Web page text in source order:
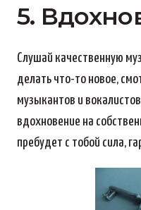
5.
Слушай качественную
делать что-то новое,
музыкантов и
вдохновение на
пребудет с тобой сила,